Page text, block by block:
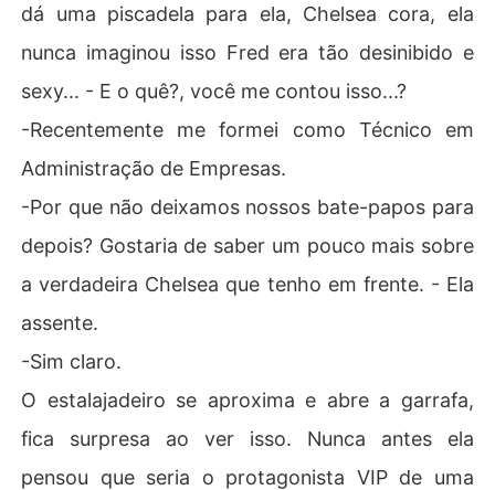
dá uma piscadela para ela, Chelsea cora, ela
nunca imaginou isso Fred era tão desinibido e
sexy... - E o quê?, você me contou isso...?
-Recentemente me formei como Técnico em
Administração de Empresas.
-Por que não deixamos nossos bate-papos para
depois? Gostaria de saber um pouco mais sobre
a verdadeira Chelsea que tenho em frente. - Ela
assente.
-Sim claro.
O estalajadeiro se aproxima e abre a garrafa,
fica surpresa ao ver isso. Nunca antes ela
pensou que seria o protagonista VIP de uma